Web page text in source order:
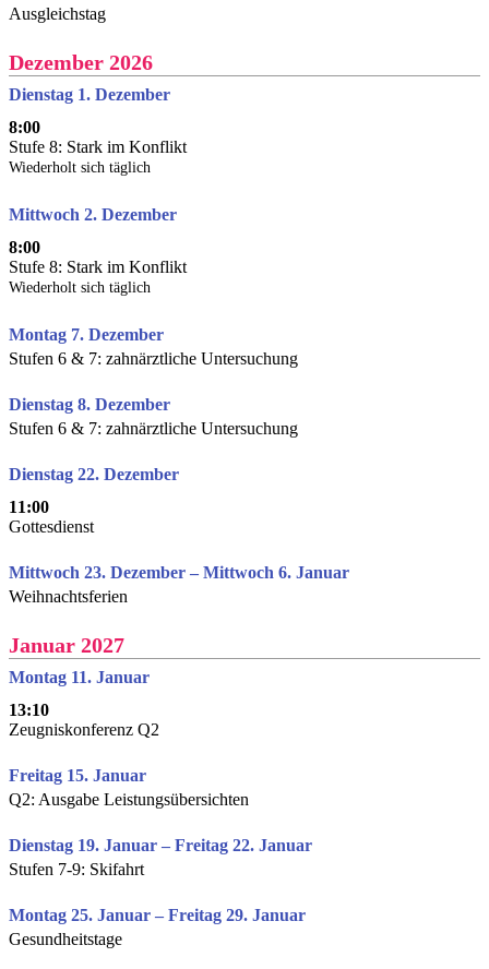
Ausgleichstag
Dezember 2026
Dienstag 1. Dezember
8:00
Stufe 8: Stark im Konflikt
Wiederholt sich täglich
Mittwoch 2. Dezember
8:00
Stufe 8: Stark im Konflikt
Wiederholt sich täglich
Montag 7. Dezember
Stufen 6 & 7: zahnärztliche Untersuchung
Dienstag 8. Dezember
Stufen 6 & 7: zahnärztliche Untersuchung
Dienstag 22. Dezember
11:00
Gottesdienst
Mittwoch 23. Dezember – Mittwoch 6. Januar
Weihnachtsferien
Januar 2027
Montag 11. Januar
13:10
Zeugniskonferenz Q2
Freitag 15. Januar
Q2: Ausgabe Leistungsübersichten
Dienstag 19. Januar – Freitag 22. Januar
Stufen 7-9: Skifahrt
Montag 25. Januar – Freitag 29. Januar
Gesundheitstage